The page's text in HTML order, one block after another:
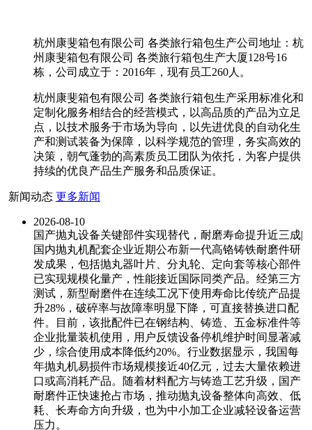
杭州康斐箱包有限公司 各类旅行箱包生产公司地址：杭
州康斐箱包有限公司 各类旅行箱包生产大厦128号16
栋，公司成立于：2016年，现有员工260人。
杭州康斐箱包有限公司 各类旅行箱包生产采用标准化和
定制化服务相结合的经营模式，以高品质的产品为立足
点，以技术服务于市场为导向，以先进优良的自动化生
产和测试装备为保障，以科学规范的管理，务实高效的
决策，朝气蓬勃的高素质员工团队为依托，为客户提供
持续的优良产品生产服务和品质保证。
新闻动态 更多新闻
2026-08-10
国产抛丸设备关键部件实现替代，耐磨寿命提升近三成|
国内抛丸机配套企业近期公布新一代高铬铸铁耐磨件研
发成果，包括抛丸器叶片、分丸轮、定向套等核心部件
已实现规模化量产，性能接近国际同类产品。经第三方
测试，新型耐磨件在连续工况下使用寿命比传统产品提
升28%，破碎率与故障率明显下降，可直接替换进口配
件。目前，该批配件已在钢结构、铸造、五金标准件等
企业批量装机使用，用户反馈设备停机维护时间显著减
少，综合使用成本降低约20%。行业数据显示，我国每
年抛丸机易损件市场规模接近40亿元，过去大量依赖进
口或高消耗产品。随着材料配方与铸造工艺升级，国产
耐磨件正快速抢占市场，推动抛丸设备整体向高效、低
耗、长寿命方向升级，也为中小加工企业减轻设备运营
压力。